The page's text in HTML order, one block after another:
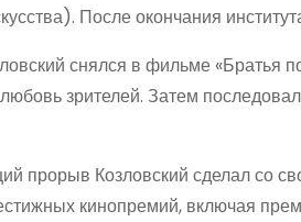
После окончания
снялся в фильме «Братья
зрителей. Затем
прорыв Козловский сделал со
кинопремий, включая